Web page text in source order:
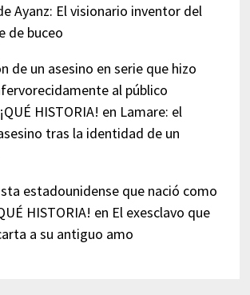
Ayanz: El visionario inventor del
de buceo
de un asesino en serie que hizo
al público
HISTORIA! en Lamare: el
tras la identidad de un
estadounidense que nació como
HISTORIA! en El exesclavo que
a su antiguo amo